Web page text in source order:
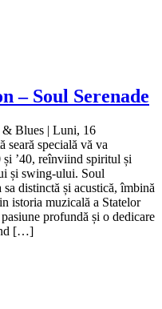
– Soul Serenade
& Blues | Luni, 16
specială vă va
și ’40, reînviind spiritul și
și swing-ului. Soul
sa distinctă și acustică, îmbină
istoria muzicală a Statelor
profundă și o dedicare
[…]